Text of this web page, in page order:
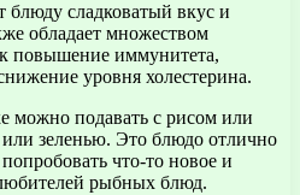
блюду сладковатый вкус и
обладает множеством
повышение иммунитета,
уровня холестерина.
можно подавать с рисом или
зеленью. Это блюдо отлично
что-то новое и
рыбных блюд.